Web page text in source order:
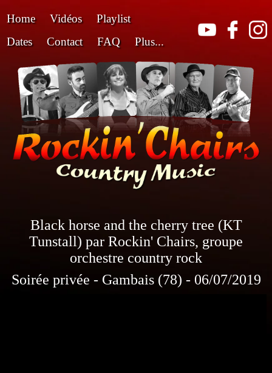
Home Vidéos
Playlist
Dates
Contact FAQ Plus...
Black horse and the cherry tree (KT
Tunstall) par Rockin' Chairs, groupe
orchestre country rock
Soirée privée - Gambais (78) - 06/07/2019